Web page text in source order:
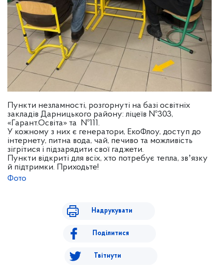
Пункти незламності, розгорнуті на базі освітніх
закладів Дарницького району: ліцеїв №303,
«Гарант.Освіта» та №111.
У кожному з них є генератори, ЕкоФлоу, доступ до
інтернету, питна вода, чай, печиво та можливість
зігрітися і підзарядити свої гаджети.
Пункти відкриті для всіх, хто потребує тепла, звʼязку
й підтримки. Приходьте!
Фото
Надрукувати
Поділитися
Твітнути